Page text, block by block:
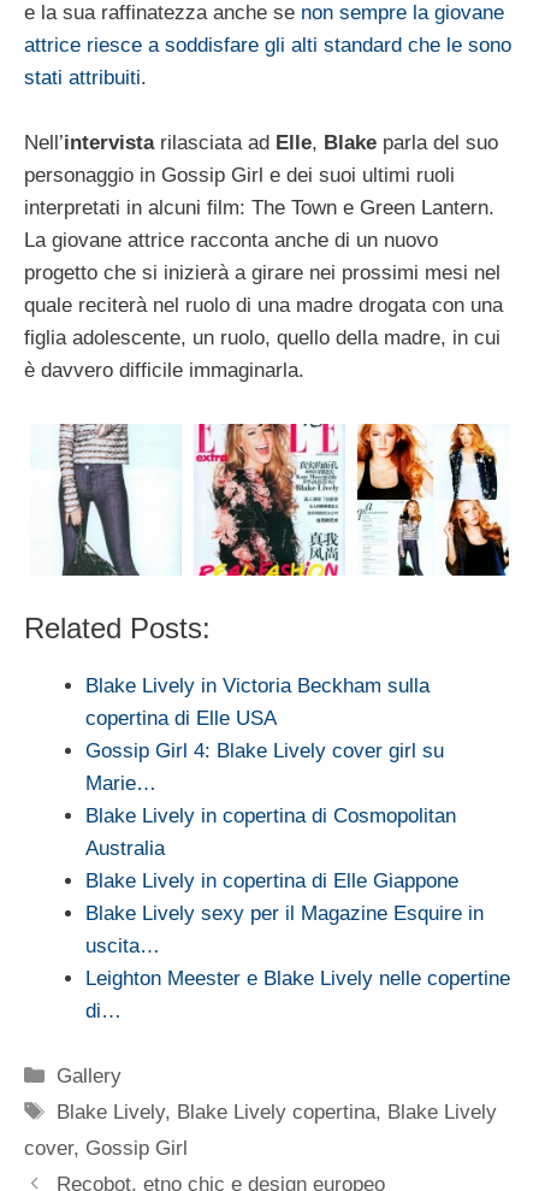
e la sua raffinatezza anche se non sempre la giovane
attrice riesce a soddisfare gli alti standard che le sono
stati attribuiti.
Nell’intervistarilasciata ad Elle, Blake parla del suo
personaggio in Gossip Girl e dei suoi ultimi ruoli
interpretati in alcuni film: The Town e Green Lantern.
La giovane attrice racconta anche di un nuovo
progetto che si inizierà a girare nei prossimi mesi nel
quale reciterà nel ruolo di una madre drogata con una
figlia adolescente, un ruolo, quello della madre, in cui
è davvero difficile immaginarla.
Related Posts:
Blake Lively in Victoria Beckham sulla
copertina di Elle USA
Gossip Girl 4: Blake Lively cover girl su
Marie…
Blake Lively in copertina di Cosmopolitan
Australia
Blake Lively in copertina di Elle Giappone
Blake Lively sexy per il Magazine Esquire in
uscita…
Leighton Meester e Blake Lively nelle copertine
di…
Categorie
Gallery
Tag
Blake Lively, Blake Lively copertina, Blake Lively
cover, Gossip Girl
Recobot, etno chic e design europeo